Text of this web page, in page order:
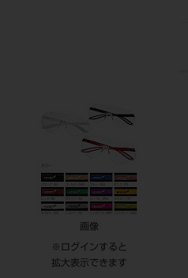
画像
※ログインすると
拡大表示できます